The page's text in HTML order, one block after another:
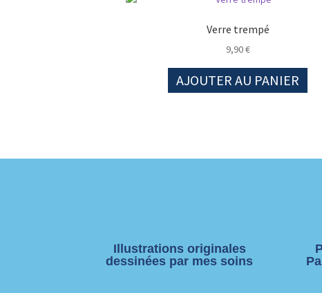
Verre trempé
9,90€
AJOUTER AU PANIER
Illustrations originales
dessinées par mes soins